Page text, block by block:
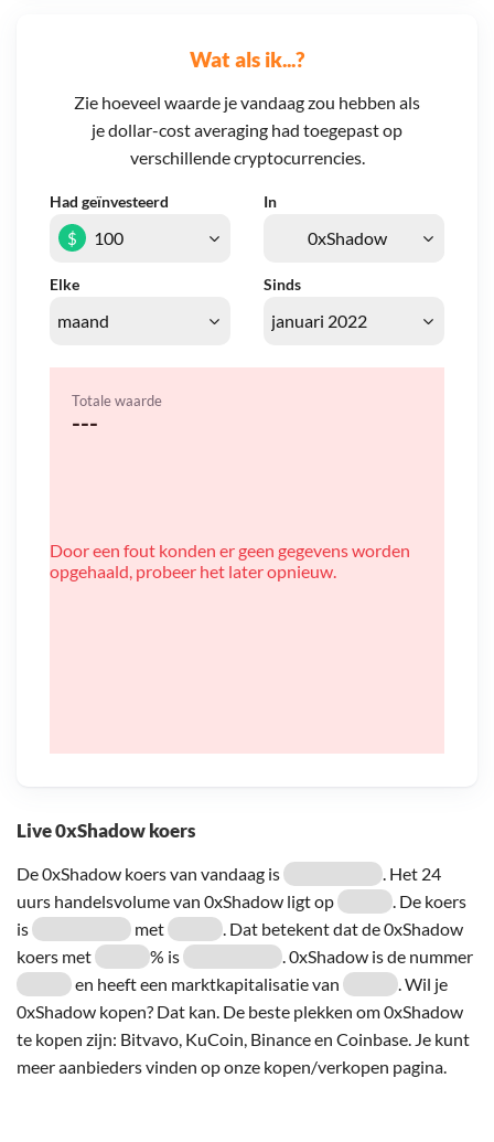
Live 0xShadow koers
De 0xShadow koers van vandaag is
. Het 24
uurs handelsvolume van 0xShadow ligt op
. De koers
is
met
. Dat betekent dat de 0xShadow
koers met
% is
. 0xShadow is de nummer
en heeft een marktkapitalisatie van
. Wil je
0xShadow kopen? Dat kan. De beste plekken om 0xShadow
te kopen zijn: Bitvavo, KuCoin, Binance en Coinbase. Je kunt
meer aanbieders vinden op onze kopen/verkopen pagina.
Wat als ik...?
Zie hoeveel waarde je vandaag zou hebben als
je dollar-cost averaging had toegepast op
verschillende cryptocurrencies.
Had geïnvesteerd In
Elke Sinds
$
Totale waarde
---
Door een fout konden er geen gegevens worden
opgehaald, probeer het later opnieuw.